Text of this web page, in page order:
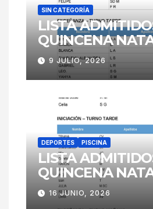
SIN CATEGORÍA
LISTA
QUINCENA
9 JULIO, 2026
DEPORTES PISCINA
LISTA
QUINCENA
16 JUNIO, 2026